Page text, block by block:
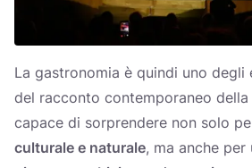
La gastronomia è quindi uno
del racconto contemporaneo della
capace di sorprendere non solo
culturale e naturale, ma anche per